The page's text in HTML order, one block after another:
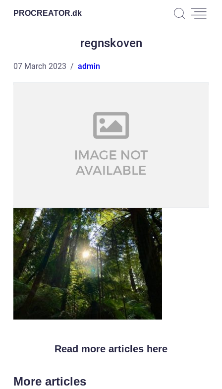
PROCREATOR.dk
regnskoven
07 March 2023 admin
Read more articles here
More articles